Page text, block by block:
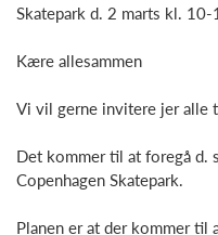
Skatepark d. 2 marts kl.
Kære allesammen
Vi vil gerne invitere jer alle
Det kommer til at foregå d.
Copenhagen Skatepark.
Planen er at der kommer til